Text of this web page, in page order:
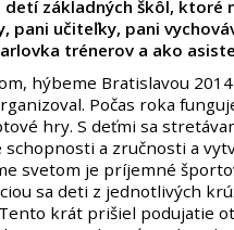
základných škôl, ktoré
pani učiteľky, pani
trénerov a ako
hýbeme Bratislavou
Počas roka
hry. S deťmi sa
a zručnosti a
svetom je príjemné
sa deti z jednotlivých
krát prišiel podujatie